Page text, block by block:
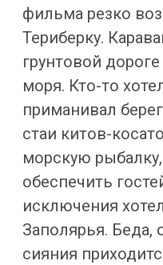
фильма резко
Териберку.
грунтовой
моря. Кто-то
приманивал
стаи китов-
морскую
обеспечить
исключения
Заполярья. Беда,
сияния